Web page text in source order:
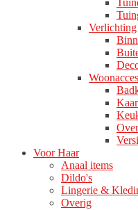
Verlichting
Voor Haar
Anaal items
Dildo's
Lingerie &
Overig